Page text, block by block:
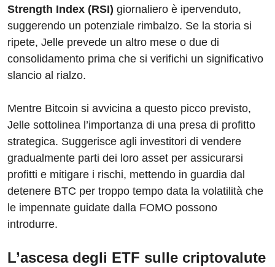
Strength Index (RSI) giornaliero è ipervenduto,
suggerendo un potenziale rimbalzo. Se la storia si
ripete, Jelle prevede un altro mese o due di
consolidamento prima che si verifichi un significativo
slancio al rialzo.
Mentre Bitcoin si avvicina a questo picco previsto,
Jelle sottolinea l’importanza di una presa di profitto
strategica. Suggerisce agli investitori di vendere
gradualmente parti dei loro asset per assicurarsi
profitti e mitigare i rischi, mettendo in guardia dal
detenere BTC per troppo tempo data la volatilità che
le impennate guidate dalla FOMO possono
introdurre.
L’ascesa degli ETF sulle criptovalute